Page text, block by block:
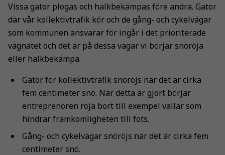
Vissa gator plogas och halkbekämpas före andra. Gator
där vår kollektivtrafik kör och de gång- och cykelvägar
som kommunen ansvarar för ingår i det prioriterade
vägnätet och det är på dessa vägar vi börjar snöröja
eller halkbekämpa.
Gator för kollektivtrafik snöröjs när det är cirka
fem centimeter snö. När detta är gjort börjar
entreprenören röja bort till exempel vallar som
hindrar framkomligheten till fots.
Gång- och cykelvägar snöröjs när det är cirka fem
centimeter snö.